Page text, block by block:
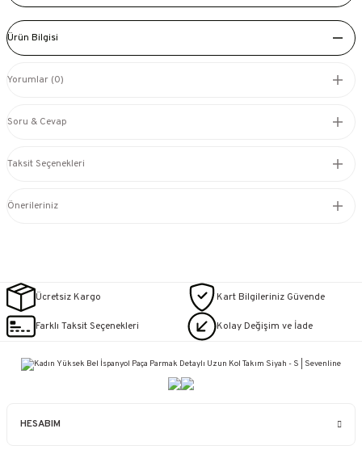
Ürün Bilgisi
Yorumlar (0)
Soru & Cevap
Taksit Seçenekleri
Önerileriniz
Ücretsiz Kargo Kart Bilgileriniz Güvende
Farklı Taksit Seçenekleri Kolay Değişim ve İade
HESABIM